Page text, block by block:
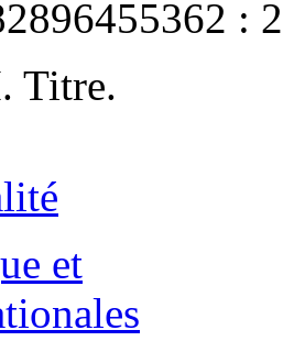
:
Titre.